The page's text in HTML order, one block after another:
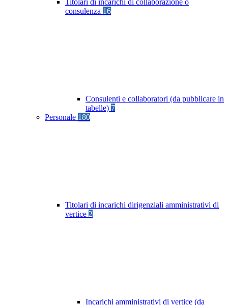
Titolari di incarichi di collaborazione o
consulenza 16
Consulenti e collaboratori (da pubblicare in
tabelle) 7
Personale 180
Titolari di incarichi dirigenziali amministrativi di
vertice 2
Incarichi amministrativi di vertice (da